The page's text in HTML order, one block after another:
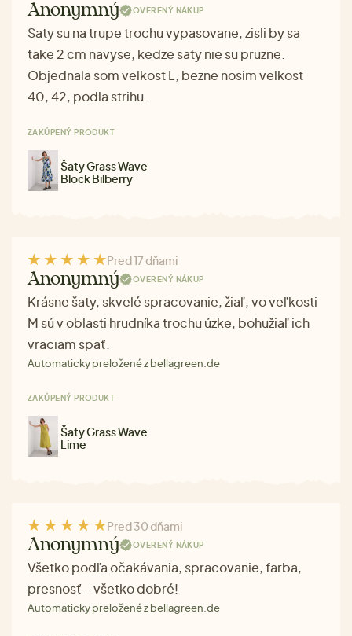
Anonymný OVERENÝ NÁKUP
Saty su na trupe trochu vypasovane, zisli by sa
take 2 cm navyse, kedze saty nie su pruzne.
Objednala som velkost L, bezne nosim velkost
40, 42, podla strihu.
ZAKÚPENÝ PRODUKT
Šaty Grass Wave
Block Bilberry
Pred 17 dňami
Anonymný OVERENÝ NÁKUP
Krásne šaty, skvelé spracovanie, žiaľ, vo veľkosti
M sú v oblasti hrudníka trochu úzke, bohužiaľ ich
vraciam späť.
Automaticky preložené z bellagreen.de
ZAKÚPENÝ PRODUKT
Šaty Grass Wave
Lime
Pred 30 dňami
Anonymný OVERENÝ NÁKUP
Všetko podľa očakávania, spracovanie, farba,
presnosť - všetko dobré!
Automaticky preložené z bellagreen.de